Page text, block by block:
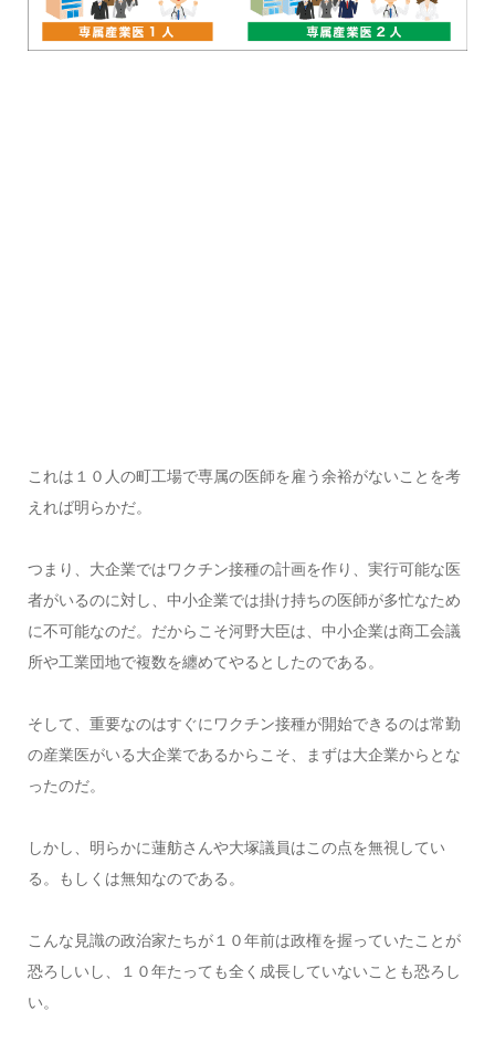
これは１０人の町工場で専属の医師を雇う余裕がないことを考
えれば明らかだ。
つまり、大企業ではワクチン接種の計画を作り、実行可能な医
者がいるのに対し、中小企業では掛け持ちの医師が多忙なため
に不可能なのだ。だからこそ河野大臣は、中小企業は商工会議
所や工業団地で複数を纏めてやるとしたのである。
そして、重要なのはすぐにワクチン接種が開始できるのは常勤
の産業医がいる大企業であるからこそ、まずは大企業からとな
ったのだ。
しかし、明らかに蓮舫さんや大塚議員はこの点を無視してい
る。もしくは無知なのである。
こんな見識の政治家たちが１０年前は政権を握っていたことが
恐ろしいし、１０年たっても全く成長していないことも恐ろし
い。